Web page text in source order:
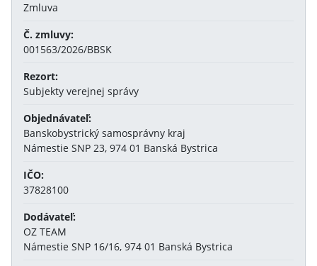
Zmluva
Č. zmluvy:
001563/2026/BBSK
Rezort:
Subjekty verejnej správy
Objednávateľ:
Banskobystrický samosprávny kraj
Námestie SNP 23, 974 01 Banská Bystrica
IČO:
37828100
Dodávateľ:
OZ TEAM
Námestie SNP 16/16, 974 01 Banská Bystrica